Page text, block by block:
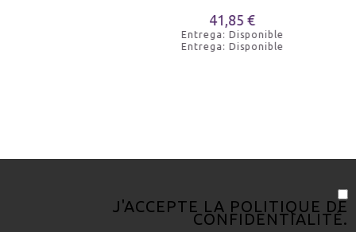
Entrega: Disponible
Entrega: Disponible
J'ACCEPTE LA POLITIQUE DE
CONFIDENTIALITÉ.